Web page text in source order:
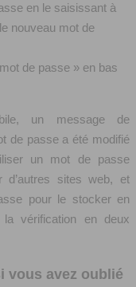
en le saisissant à
nouveau mot de
de passe » en bas
un message de
de passe a été modifié
un mot de passe
sites web, et
pour le stocker en
la vérification en deux
vous avez oublié